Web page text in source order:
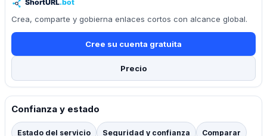
Crea, comparte y gobierna enlaces cortos con alcance global.
Cree su cuenta gratuita
Precio
Confianza y estado
Estado del servicio Seguridad y confianza Comparar